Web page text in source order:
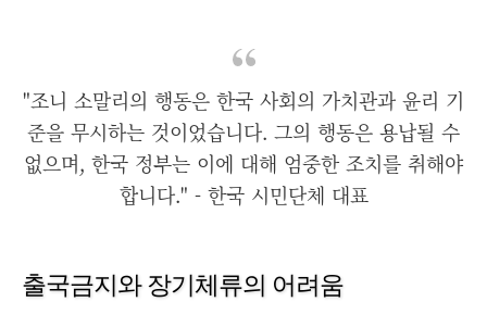
"조니 소말리의 행동은 한국 사회의 가치관과 윤리 기
준을 무시하는 것이었습니다. 그의 행동은 용납될 수
없으며, 한국 정부는 이에 대해 엄중한 조치를 취해야
합니다." - 한국 시민단체 대표
출국금지와 장기체류의 어려움